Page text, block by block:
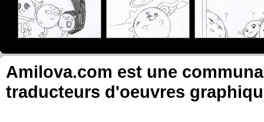
Amilova.com est une
traducteurs d'oeuvres